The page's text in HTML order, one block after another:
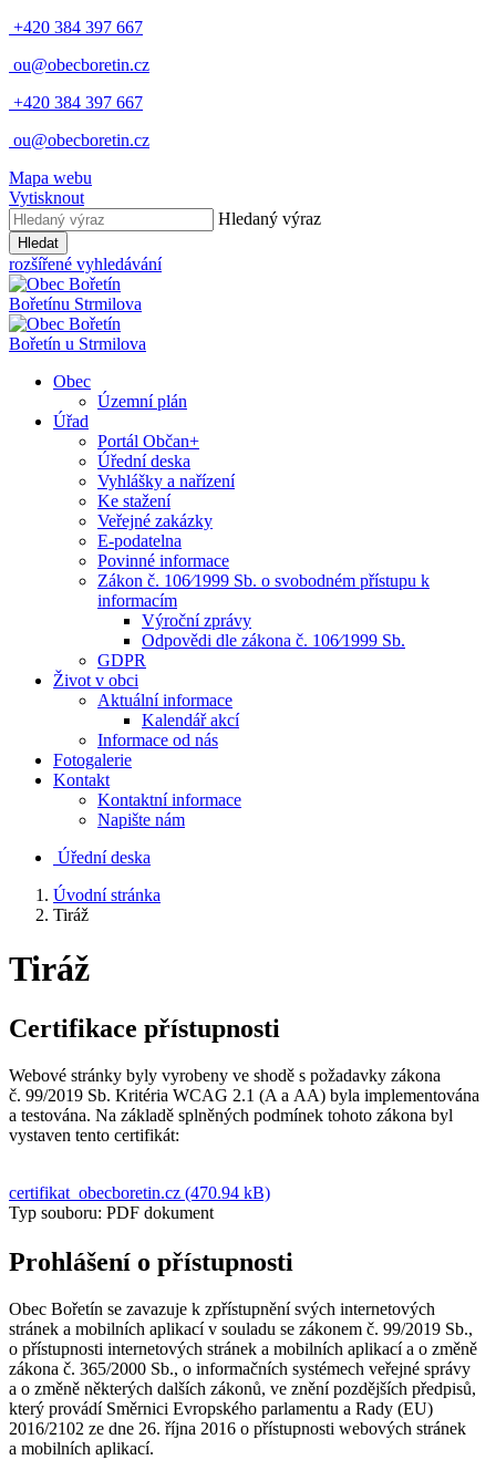
+420 384 397 667
ou@obecboretin.cz
+420 384 397 667
ou@obecboretin.cz
Mapa webu
Vytisknout
Hledaný výraz
Hledat
rozšířené vyhledávání
Bořetínu Strmilova
Bořetín u Strmilova
Obec
Územní plán
Úřad
Portál Občan+
Úřední deska
Vyhlášky a nařízení
Ke stažení
Veřejné zakázky
E-podatelna
Povinné informace
Zákon č. 106⁄1999 Sb. o svobodném přístupu k
informacím
Výroční zprávy
Odpovědi dle zákona č. 106⁄1999 Sb.
GDPR
Život v obci
Aktuální informace
Kalendář akcí
Informace od nás
Fotogalerie
Kontakt
Kontaktní informace
Napište nám
Úřední deska
Úvodní stránka
Tiráž
Tiráž
Certifikace přístupnosti
Webové stránky byly vyrobeny ve shodě s požadavky zákona
č. 99/2019 Sb. Kritéria WCAG 2.1 (A a AA) byla implementována
a testována. Na základě splněných podmínek tohoto zákona byl
vystaven tento certifikát:
certifikat_obecboretin.cz (470.94 kB)
Typ souboru: PDF dokument
Prohlášení o přístupnosti
Obec Bořetín se zavazuje k zpřístupnění svých internetových
stránek a mobilních aplikací v souladu se zákonem č. 99/2019 Sb.,
o přístupnosti internetových stránek a mobilních aplikací a o změně
zákona č. 365/2000 Sb., o informačních systémech veřejné správy
a o změně některých dalších zákonů, ve znění pozdějších předpisů,
který provádí Směrnici Evropského parlamentu a Rady (EU)
2016/2102 ze dne 26. října 2016 o přístupnosti webových stránek
a mobilních aplikací.